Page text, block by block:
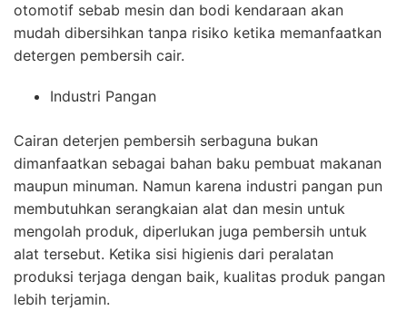
otomotif sebab mesin dan bodi kendaraan akan
mudah dibersihkan tanpa risiko ketika memanfaatkan
detergen pembersih cair.
Industri Pangan
Cairan deterjen pembersih serbaguna bukan
dimanfaatkan sebagai bahan baku pembuat makanan
maupun minuman. Namun karena industri pangan pun
membutuhkan serangkaian alat dan mesin untuk
mengolah produk, diperlukan juga pembersih untuk
alat tersebut. Ketika sisi higienis dari peralatan
produksi terjaga dengan baik, kualitas produk pangan
lebih terjamin.